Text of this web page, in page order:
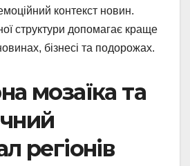
контекст новин.
структури допомагає краще
бізнесі та подорожах.
мозаїка та
регіонів